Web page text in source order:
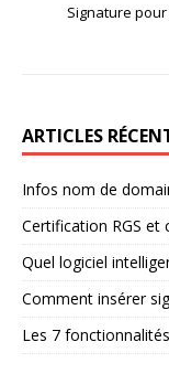
Signature
ARTICLES
Infos nom de
Certification RGS et
Quel logiciel
Comment insérer
Les 7